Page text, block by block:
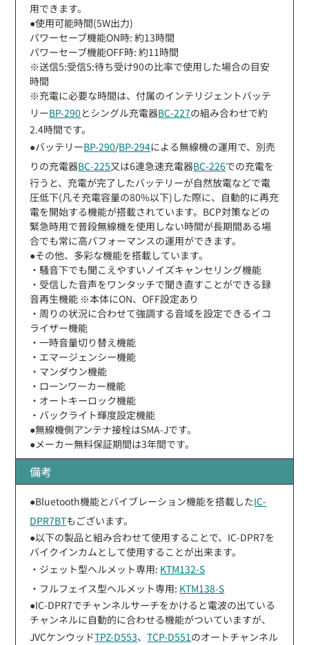
用できます。
●使用可能時間(5W出力)
パワーセーブ機能ON時: 約13時間
パワーセーブ機能OFF時: 約11時間
※送信5:受信5:待ち受け90の比率で使用した場合の目安
時間
※充電に必要な時間は、付属のインテリジェントバッテ
リーBP-290とシングル充電器BC-227の組み合わせで約
2.4時間です。
●バッテリーBP-290/BP-294による無線機の運用で、別売
りの充電器BC-225又は6連急速充電器BC-226での充電を
行うと、充電が完了したバッテリーが自然放電などで電
圧低下(凡そ充電容量の80%以下)した際に、自動的に再充
電を開始する機能が搭載されています。BCP対策などの
緊急時用で普段無線機を使用しない時間が長期間ある場
合でも常に高パフォーマンスの運用ができます。
●その他、多彩な機能を搭載しています。
・騒音下でも聞こえやすいノイズキャンセリング機能
・受信した音声をワンタッチで聞き直すことができる録
音再生機能 ※本体にON、OFF設定あり
・周りの状況に合わせて強調する音域を設定できるイコ
ライザー機能
・一時音量切り替え機能
・エマージェンシー機能
・マンダウン機能
・ローンワーカー機能
・オートキーロック機能
・バックライト輝度設定機能
●無線機側アンテナ接栓はSMA-Jです。
●メーカー無料保証期間は3年間です。
備考
●Bluetooth機能とバイブレーション機能を搭載したIC-
DPR7BTもございます。
●以下の製品と組み合わせて使用することで、IC-DPR7を
バイクインカムとして使用することが出来ます。
・ジェット型ヘルメット専用: KTM132-S
・フルフェイス型ヘルメット専用: KTM138-S
●IC-DPR7でチャンネルサーチをかけると電波の出ている
チャンネルに自動的に合わせる機能がついていますが、
JVCケンウッドTPZ-D553、TCP-D551 のオートチャンネル